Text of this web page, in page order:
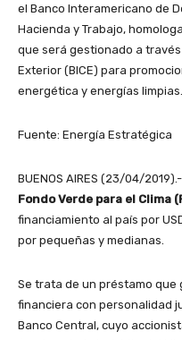
el Banco Interamericano de
Hacienda y Trabajo,
que será gestionado a
Exterior (BICE) para
energética y energías limpias.
Fuente: Energía Estratégica
BUENOS AIRES (23/04/
Fondo Verde para el Clima
financiamiento al país por
por pequeñas y medianas.
Se trata de un préstamo que
financiera con personalidad
Banco Central, cuyo